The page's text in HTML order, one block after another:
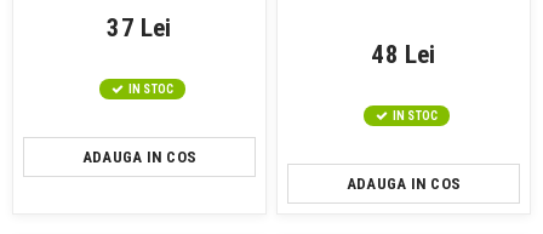
37 Lei
IN STOC
ADAUGA IN COS
48 Lei
IN STOC
ADAUGA IN COS